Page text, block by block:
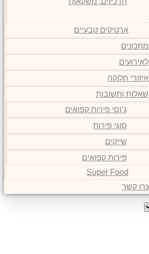
ארטיקים טבעיים
מתכונים
לאירועים
איזורי חלוקה
שאלות ותשובות
ג’וסי פירות קפואים
סוגי פירות
שייקים
פירות קפואים
Super Food
צרו קשר